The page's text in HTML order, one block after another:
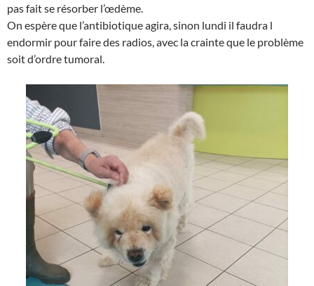
pas fait se résorber l’œdème.
On espère que l’antibiotique agira, sinon lundi il faudra l
endormir pour faire des radios, avec la crainte que le problème
soit d’ordre tumoral.